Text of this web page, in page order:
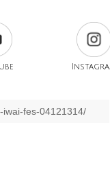
iwai-fes-04121314/